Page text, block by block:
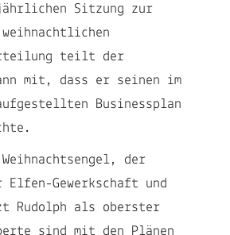
Sitzung zur
teilt der
mit, dass er seinen im
aufgestellten Businessplan
der
Elfen-Gewerkschaft und
Rudolph als oberster
sind mit den Plänen